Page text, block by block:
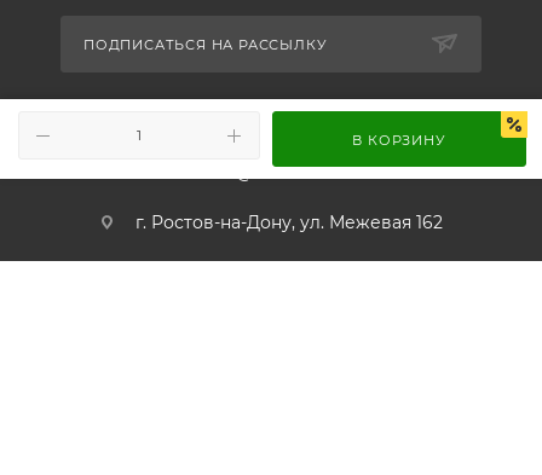
В КОРЗИНУ
ПОДПИСАТЬСЯ НА РАССЫЛКУ
+7 989 716-65-86
info@worldsound.ru
г. Ростов-на-Дону, ул. Межевая 162